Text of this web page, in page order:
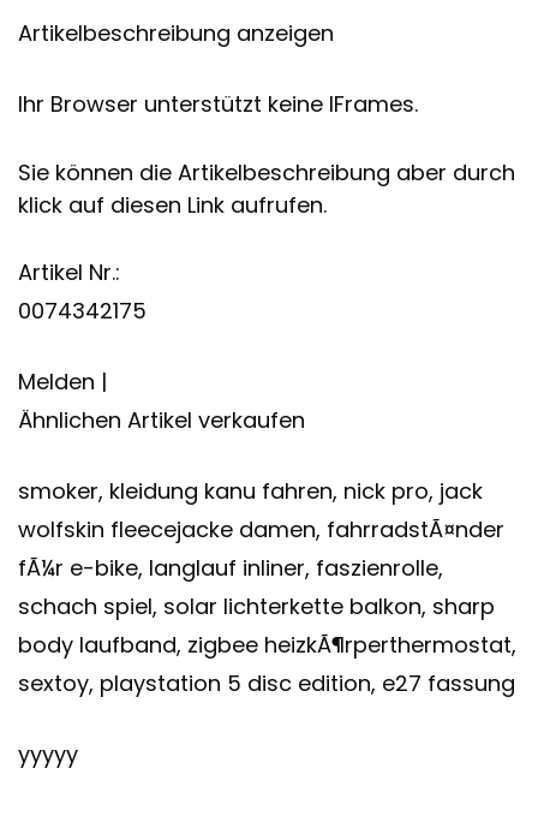
Artikelbeschreibung anzeigen
Ihr Browser unterstützt keine IFrames.
Sie können die Artikelbeschreibung aber durch
klick auf diesen Link aufrufen.
Artikel Nr.:
0074342175
Melden |
Ähnlichen Artikel verkaufen
smoker, kleidung kanu fahren, nick pro, jack
wolfskin fleecejacke damen, fahrradstÃ¤nder
fÃ¼r e-bike, langlauf inliner, faszienrolle,
schach spiel, solar lichterkette balkon, sharp
body laufband, zigbee heizkÃ¶rperthermostat,
sextoy, playstation 5 disc edition, e27 fassung
yyyyy